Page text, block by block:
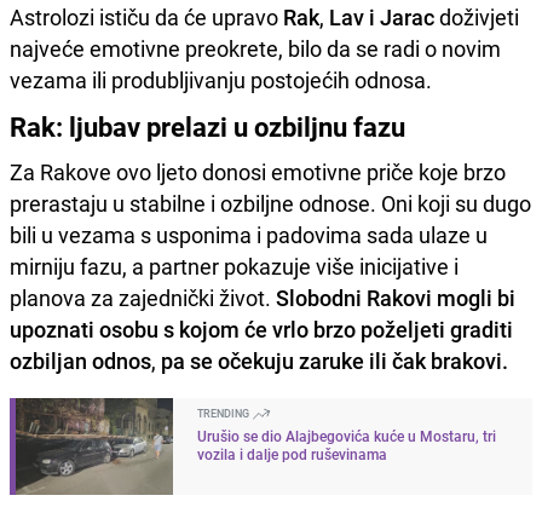
Astrolozi ističu da će upravo Rak, Lav i Jaracdoživjeti
najveće emotivne preokrete, bilo da se radi o novim
vezama ili produbljivanju postojećih odnosa.
Rak: ljubav prelazi u ozbiljnu fazu
Za Rakove ovo ljeto donosi emotivne priče koje brzo
prerastaju u stabilne i ozbiljne odnose. Oni koji su dugo
bili u vezama s usponima i padovima sada ulaze u
mirniju fazu, a partner pokazuje više inicijative i
planova za zajednički život. Slobodni Rakovi mogli bi
upoznati osobu s kojom će vrlo brzo poželjeti graditi
ozbiljan odnos, pa se očekuju zaruke ili čak brakovi.
TRENDING
Urušio se dio Alajbegovića kuće u Mostaru, tri
vozila i dalje pod ruševinama